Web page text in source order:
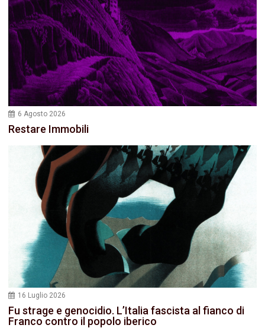
6 Agosto 2026
Restare Immobili
16 Luglio 2026
Fu strage e genocidio. L’Italia fascista al fianco di
Franco contro il popolo iberico